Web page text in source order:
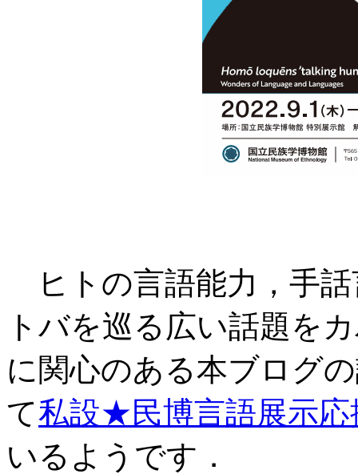
ヒトの言語能力，手話
トバを巡る広い話題を
に関心のある本ブログ
て私設★民博言語展示応
いるようです．